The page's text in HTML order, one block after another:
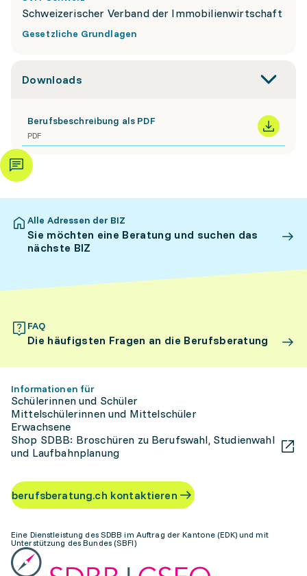
Schweizerischer Verband der Immobilienwirtschaft
Gesetzliche Grundlagen
Downloads
Berufsbeschreibung als PDF
PDF
Alle Adressen der BIZ
Sie möchten eine Beratung und suchen das
nächste BIZ
FAQ
Die häufigsten Fragen an die Berufsberatung
Informationen für
Schülerinnen und Schüler
Mittelschülerinnen und Mittelschüler
Erwachsene
Shop SDBB: Broschüren zu Berufswahl, Studienwahl
und Laufbahnplanung
berufsberatung.ch kontaktieren
Eine Dienstleistung des SDBB im Auftrag der Kantone (EDK) und mit
Unterstützung des Bundes (SBFI)